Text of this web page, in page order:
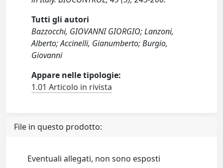
Tutti gli autori
Bazzocchi, GIOVANNI GIORGIO; Lanzoni,
Alberto; Accinelli, Gianumberto; Burgio,
Giovanni
Appare nelle tipologie:
1.01 Articolo in rivista
File in questo prodotto:
Eventuali allegati, non sono esposti